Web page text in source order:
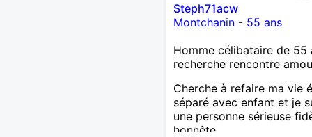
Steph71acw
Montchanin- 55 ans
Homme célibataire de 55
recherche rencontre
Cherche à refaire ma vie
séparé avec enfant et je
une personne sérieuse
honnête